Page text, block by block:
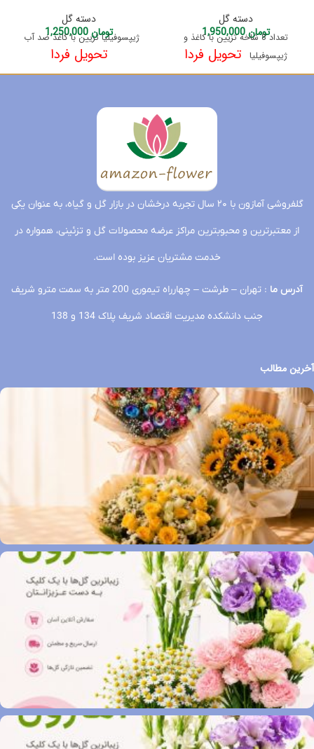
دسته گل
تومان1,950,000
تعداد 8 شاخه تزیین با کاغذ و
ژیپسوفیلیاتحویل فردا
دسته گل
تومان1,250,000
ژیپسوفیلیا تزیین با کاغذ ضد آب
تحویل فردا
گلفروشی آمازون با ۲۰ سال تجربه درخشان در بازار گل و گیاه، به عنوان یکی
از معتبرترین و محبوبترین مراکز عرضه محصولات گل و تزئینی، همواره در
خدمت مشتریان عزیز بوده است.
آدرس ما
: تهران – طرشت – چهارراه تیموری 200 متر به سمت مترو شریف
جنب دانشکده مدیریت اقتصاد شریف پلاک 134 و 138
آخرین مطالب